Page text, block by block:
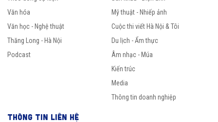
Văn hóa
Văn học - Nghệ thuật
Thăng Long - Hà Nội
Podcast
Mỹ thuật - Nhiếp ảnh
Cuộc thi viết Hà Nội & Tôi
Du lịch - Ẩm thực
Âm nhạc - Múa
Kiến trúc
Media
Thông tin doanh nghiệp
THÔNG TIN LIÊN HỆ